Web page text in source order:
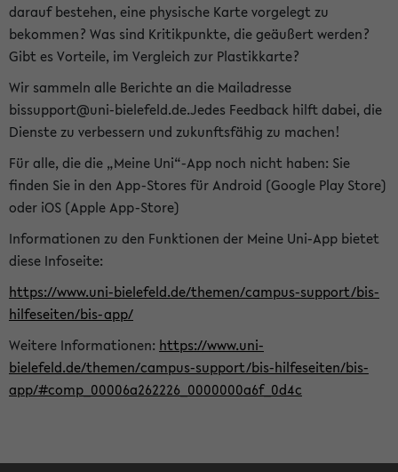
darauf bestehen, eine physische Karte vorgelegt zu
bekommen? Was sind Kritikpunkte, die geäußert werden?
Gibt es Vorteile, im Vergleich zur Plastikkarte?
Wir sammeln alle Berichte an die Mailadresse
bissupport@uni-bielefeld.de.Jedes Feedback hilft dabei, die
Dienste zu verbessern und zukunftsfähig zu machen!
Für alle, die die „Meine Uni“-App noch nicht haben: Sie
finden Sie in den App-Stores für Android (Google Play Store)
oder iOS (Apple App-Store)
Informationen zu den Funktionen der Meine Uni-App bietet
diese Infoseite:
https://www.uni-bielefeld.de/themen/campus-support/bis-
hilfeseiten/bis-app/
Weitere Informationen: https://www.uni-
bielefeld.de/themen/campus-support/bis-hilfeseiten/bis-
app/#comp_00006a262226_0000000a6f_0d4c